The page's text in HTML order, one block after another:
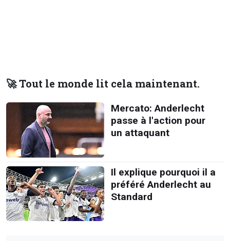
🚀 Tout le monde lit cela maintenant.
Mercato: Anderlecht
passe à l'action pour
un attaquant
Il explique pourquoi il a
préféré Anderlecht au
Standard